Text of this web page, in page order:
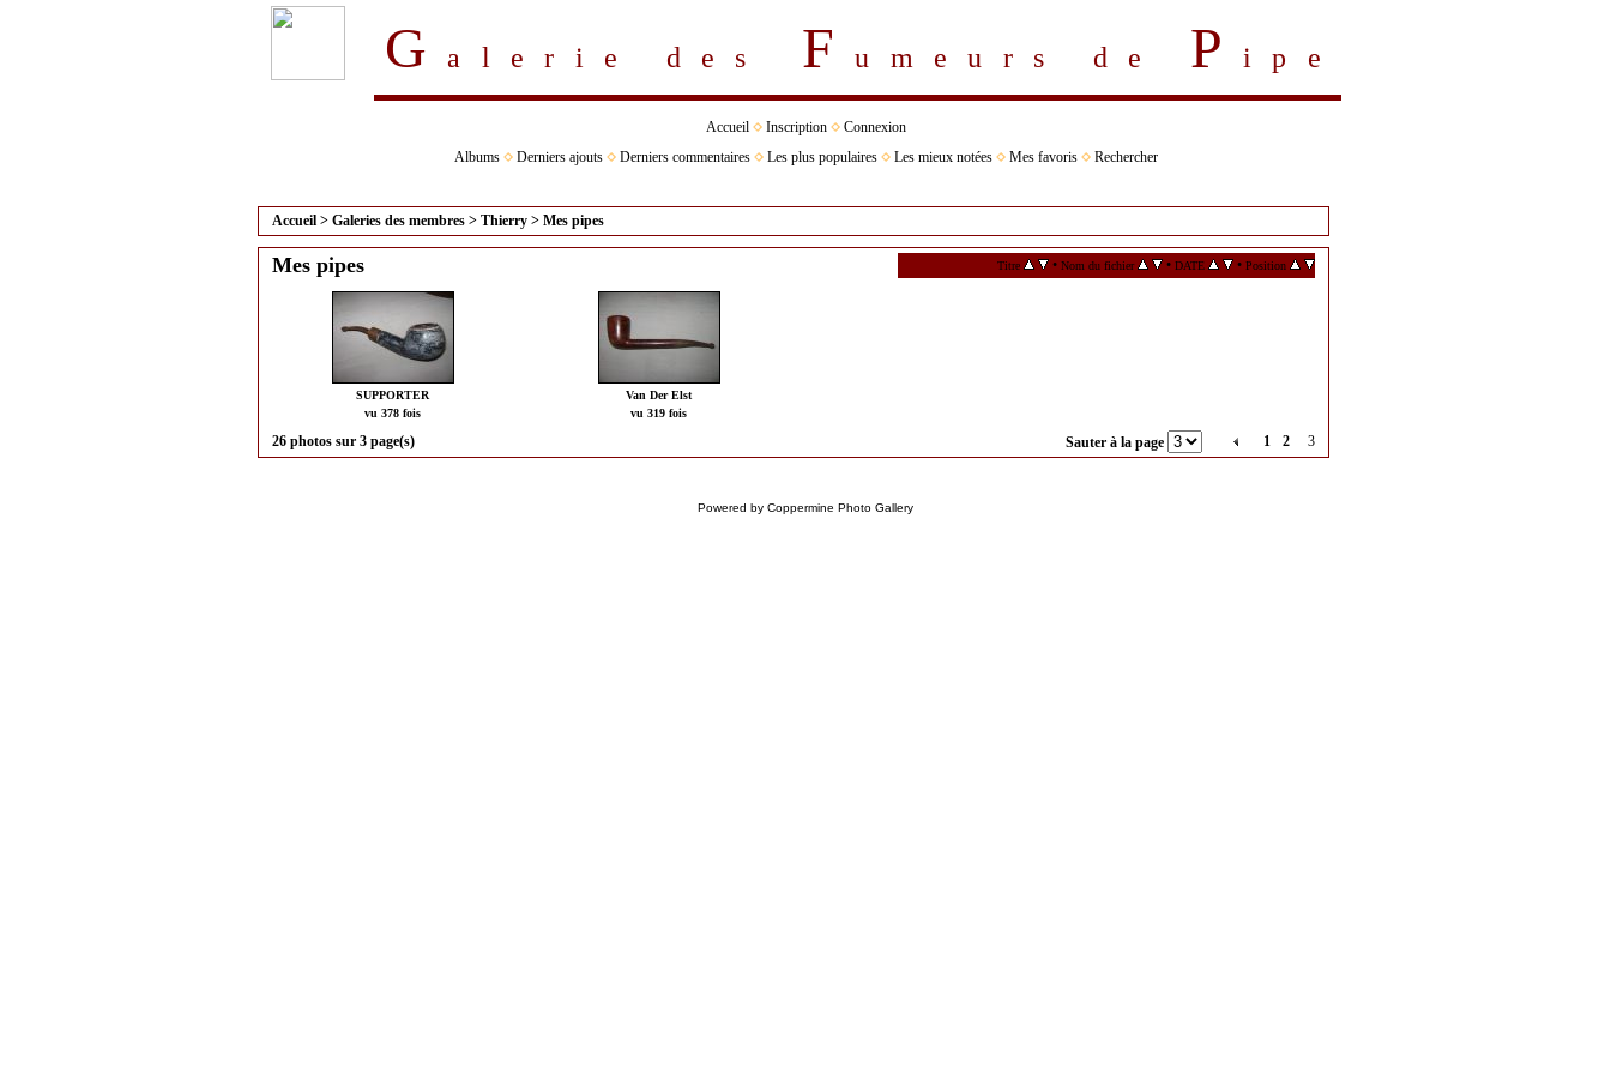
Galerie des Fumeurs de P ipe
Accueil Inscription
Connexion
Albums
Derniers ajouts Derniers commentaires Les plus populaires Les mieux notées Mes favoris Rechercher
Accueil > Galeries des membres > Thierry > Mes pipes
Mes pipes Titre • Nom du fichier • DATE • Position
SUPPORTER
vu 378 fois
Van Der Elst
vu 319 fois
26 photos sur 3 page(s) Sauter à la page 1 2 3
Powered by Coppermine Photo Gallery